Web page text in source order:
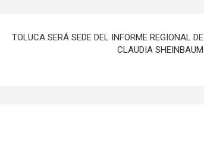
TOLUCA SERÁ SEDE DEL INFORME REGIONAL DE
CLAUDIA SHEINBAUM